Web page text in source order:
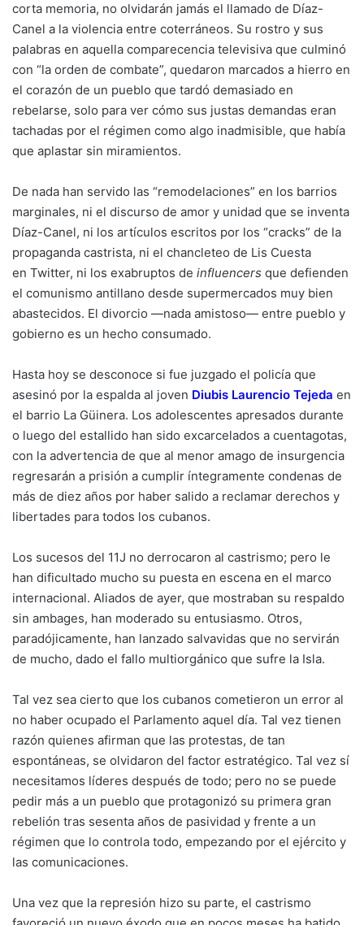
corta memoria, no olvidarán jamás el llamado de Díaz-
Canel a la violencia entre coterráneos. Su rostro y sus
palabras en aquella comparecencia televisiva que culminó
con “la orden de combate”, quedaron marcados a hierro en
el corazón de un pueblo que tardó demasiado en
rebelarse, solo para ver cómo sus justas demandas eran
tachadas por el régimen como algo inadmisible, que había
que aplastar sin miramientos.
De nada han servido las “remodelaciones” en los barrios
marginales, ni el discurso de amor y unidad que se inventa
Díaz-Canel, ni los artículos escritos por los “cracks” de la
propaganda castrista, ni el chancleteo de Lis Cuesta
en Twitter, ni los exabruptos de influencers que defienden
el comunismo antillano desde supermercados muy bien
abastecidos. El divorcio —nada amistoso— entre pueblo y
gobierno es un hecho consumado.
Hasta hoy se desconoce si fue juzgado el policía que
asesinó por la espalda al joven Diubis Laurencio Tejeda en
el barrio La Güinera. Los adolescentes apresados durante
o luego del estallido han sido excarcelados a cuentagotas,
con la advertencia de que al menor amago de insurgencia
regresarán a prisión a cumplir íntegramente condenas de
más de diez años por haber salido a reclamar derechos y
libertades para todos los cubanos.
Los sucesos del 11J no derrocaron al castrismo; pero le
han dificultado mucho su puesta en escena en el marco
internacional. Aliados de ayer, que mostraban su respaldo
sin ambages, han moderado su entusiasmo. Otros,
paradójicamente, han lanzado salvavidas que no servirán
de mucho, dado el fallo multiorgánico que sufre la Isla.
Tal vez sea cierto que los cubanos cometieron un error al
no haber ocupado el Parlamento aquel día. Tal vez tienen
razón quienes afirman que las protestas, de tan
espontáneas, se olvidaron del factor estratégico. Tal vez sí
necesitamos líderes después de todo; pero no se puede
pedir más a un pueblo que protagonizó su primera gran
rebelión tras sesenta años de pasividad y frente a un
régimen que lo controla todo, empezando por el ejército y
las comunicaciones.
Una vez que la represión hizo su parte, el castrismo